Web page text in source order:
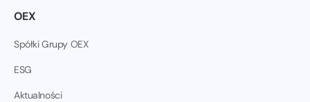
OEX
Spółki Grupy OEX
ESG
Aktualności